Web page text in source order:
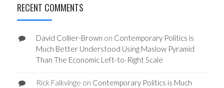
RECENT COMMENTS
David Collier-Brown on Contemporary Politics is
Much Better Understood Using Maslow Pyramid
Than The Economic Left-to-Right Scale
Rick Falkvinge on Contemporary Politics is Much